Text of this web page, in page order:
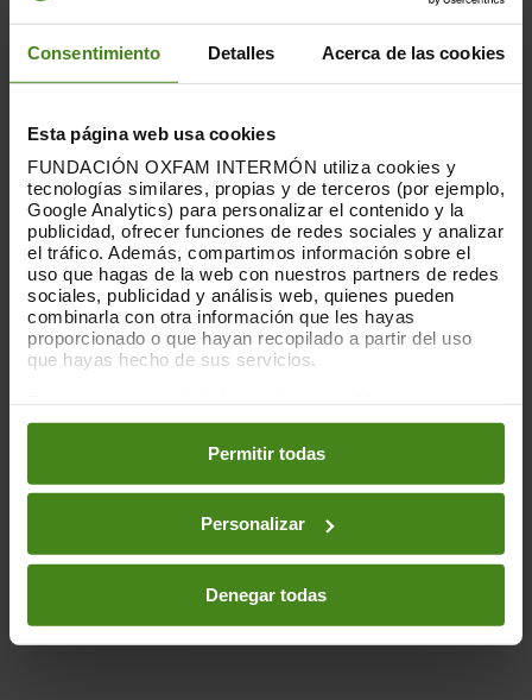
Consentimiento Detalles Acerca de las cookies
Esta página web usa cookies
FUNDACIÓN OXFAM INTERMÓN utiliza cookies y
tecnologías similares, propias y de terceros (por ejemplo,
Google Analytics) para personalizar el contenido y la
publicidad, ofrecer funciones de redes sociales y analizar
el tráfico. Además, compartimos información sobre el
uso que hagas de la web con nuestros partners de redes
sociales, publicidad y análisis web, quienes pueden
combinarla con otra información que les hayas
proporcionado o que hayan recopilado a partir del uso
que hayas hecho de sus servicios.
preferencias accediendo a nuestraPolítica de Cookieso
en los botones facilitados a continuación:
Permitir todas
Personalizar
Denegar todas
perquè les persones es vegin i es
representin com un arbre, amb la finalitat
devisibilitzar la urgència de lluitar a favor
de la justícia climàtica.
La iniciativa d'Eugenio Ampudia compta
amb la nostra col·laboració en el marc del
projecte europeu Spark, cofinançat per la
Unió Europea. Spark té com a objectiu
formar i mobilitzar joves perquè reflexionin
crisi climàtica afecten més aquells que
són menys responsables de provocar-la:
persones en situació de pobresa i exclusió
i futures generacions.